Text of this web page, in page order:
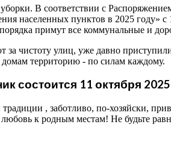
В соответствии с
населенных пунктов в 2025 году»
примут все коммунальные и
чистоту улиц, уже давно
территорию - по силам каждому.
состоится 11 октября 2025
традиции , заботливо, по-хозяйски,
к родным местам! Не будьте